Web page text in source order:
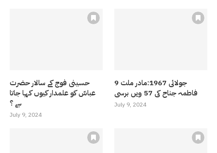
حسینی فوج کے سالار حضرت
عباسّ کو علمدار کیوں کہا جاتا
ہے ؟
July 9, 2024
9 جولائی 1967:مادر ملت
فاطمہ جناح کی 57 ویں برسی
July 9, 2024